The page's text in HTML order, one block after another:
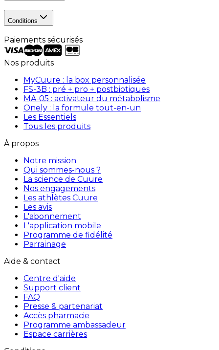
Conditions
Paiements sécurisés
Nos produits
MyCuure : la box personnalisée
FS-3B : pré + pro + postbiotiques
MA-05 : activateur du métabolisme
Onely : la formule tout-en-un
Les Essentiels
Tous les produits
À propos
Notre mission
Qui sommes-nous ?
La science de Cuure
Nos engagements
Les athlètes Cuure
Les avis
L'abonnement
L'application mobile
Programme de fidélité
Parrainage
Aide & contact
Centre d'aide
Support client
FAQ
Presse & partenariat
Accès pharmacie
Programme ambassadeur
Espace carrières